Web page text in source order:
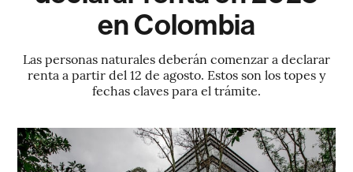
en Colombia
Las personas naturales deberán comenzar a declarar
renta a partir del 12 de agosto. Estos son los topes y
fechas claves para el trámite.